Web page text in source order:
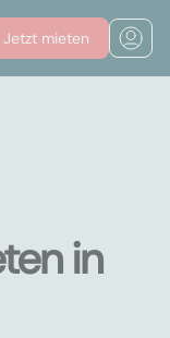
Jetzt mieten
in